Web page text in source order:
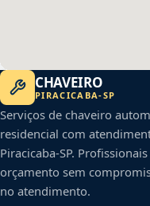
CHAVEIRO
PIRACICABA-SP
Serviços de chaveiro
residencial com
Piracicaba-SP.
orçamento sem
no atendimento.